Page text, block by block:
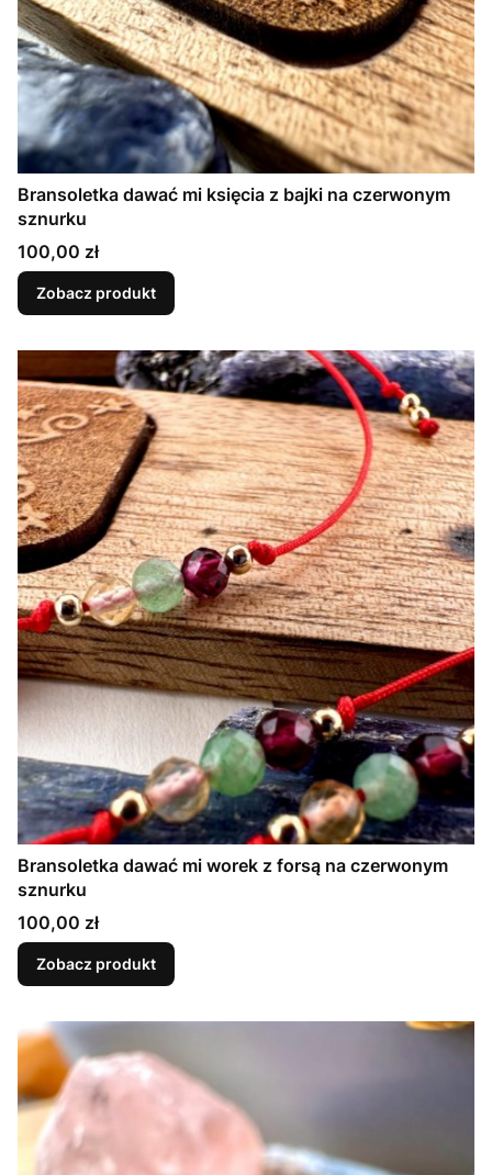
Bransoletka dawać mi księcia z bajki na czerwonym
sznurku
Cena
100,00 zł
Zobacz produkt
Bransoletka dawać mi worek z forsą na czerwonym
sznurku
Cena
100,00 zł
Zobacz produkt